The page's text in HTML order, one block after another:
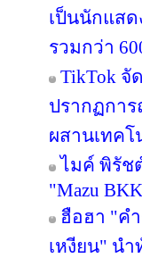
เป็นนักแสด
รวมกว่า
TikTok จั
ปรากฏกา
ผสานเทคโ
ไมค์ พิรัช
"Mazu
ฮือฮา "ค
เหงียน" น